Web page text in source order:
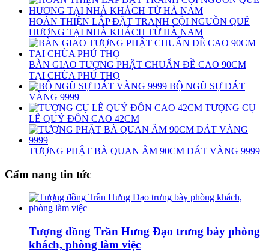
HOÀN THIỆN LẮP ĐẶT TRANH CỘI NGUỒN QUÊ
HƯƠNG TẠI NHÀ KHÁCH TỪ HÀ NAM
BÀN GIAO TƯỢNG PHẬT CHUẨN ĐỀ CAO 90CM
TẠI CHÙA PHÚ THỌ
BỘ NGŨ SỰ DÁT
VÀNG 9999
TƯỢNG CỤ
LÊ QUÝ ĐÔN CAO 42CM
TƯỢNG PHẬT BÀ QUAN ÂM 90CM DÁT VÀNG 9999
Cẩm nang tin tức
Tượng đồng Trần Hưng Đạo trưng bày phòng
khách, phòng làm việc